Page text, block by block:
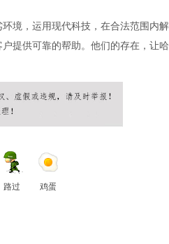
境，运用现代科技，在合法范围内
提供可靠的帮助。他们的存在，让
路过 鸡蛋